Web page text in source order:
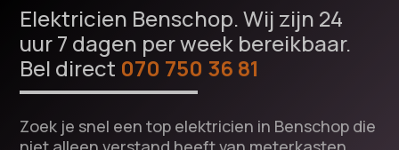
Elektricien Benschop. Wij zijn 24
uur 7 dagen per week bereikbaar.
Bel direct 070 750 36 81
Zoek je snel een top elektricien in Benschop die